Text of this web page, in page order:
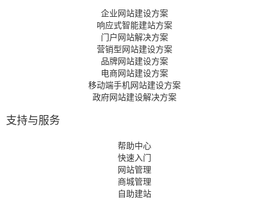
企业网站建设方案
响应式智能建站方案
门户网站解决方案
营销型网站建设方案
品牌网站建设方案
电商网站建设方案
移动端手机网站建设方案
政府网站建设解决方案
支持与服务
帮助中心
快速入门
网站管理
商城管理
自助建站